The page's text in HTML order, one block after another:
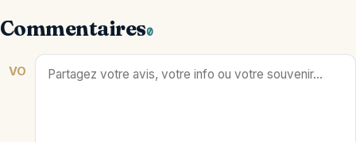
Commentaires0
VO